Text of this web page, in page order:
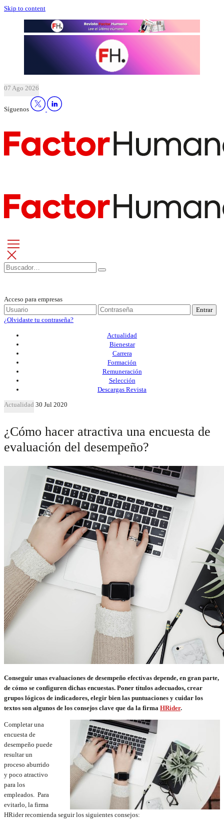
Skip to content
07 Ago 2026
Síguenos
Acceso para empresas
Entrar
¿Olvidaste tu contraseña?
Actualidad
Bienestar
Carrera
Formación
Remuneración
Selección
Descargas Revista
Actualidad 30 Jul 2020
¿Cómo hacer atractiva una encuesta de
evaluación del desempeño?
Conseguir unas evaluaciones de desempeño efectivas depende, en gran parte,
de cómo se configuren dichas encuestas. Poner títulos adecuados, crear
grupos lógicos de indicadores, elegir bien las puntuaciones y cuidar los
textos son algunos de los consejos clave que da la firma HRider.
Completar una
encuesta de
desempeño puede
resultar un
proceso aburrido
y poco atractivo
para los
empleados. Para
evitarlo, la firma
HRider recomienda seguir los siguientes consejos: